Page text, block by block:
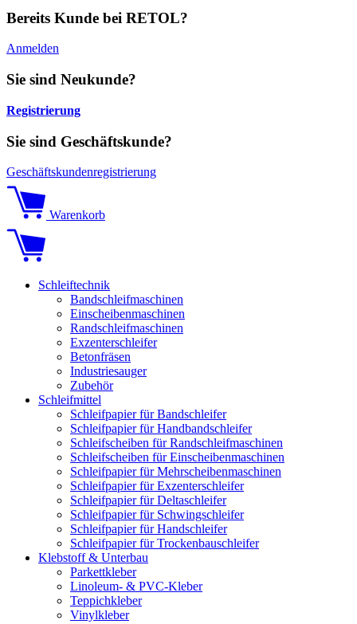
Bereits Kunde bei RETOL?
Anmelden
Sie sind Neukunde?
Registrierung
Sie sind Geschäftskunde?
Geschäftskundenregistrierung
Warenkorb
Schleiftechnik
Bandschleifmaschinen
Einscheibenmaschinen
Randschleifmaschinen
Exzenterschleifer
Betonfräsen
Industriesauger
Zubehör
Schleifmittel
Schleifpapier für Bandschleifer
Schleifpapier für Handbandschleifer
Schleifscheiben für Randschleifmaschinen
Schleifscheiben für Einscheibenmaschinen
Schleifpapier für Mehrscheibenmaschinen
Schleifpapier für Exzenterschleifer
Schleifpapier für Deltaschleifer
Schleifpapier für Schwingschleifer
Schleifpapier für Handschleifer
Schleifpapier für Trockenbauschleifer
Klebstoff & Unterbau
Parkettkleber
Linoleum- & PVC-Kleber
Teppichkleber
Vinylkleber